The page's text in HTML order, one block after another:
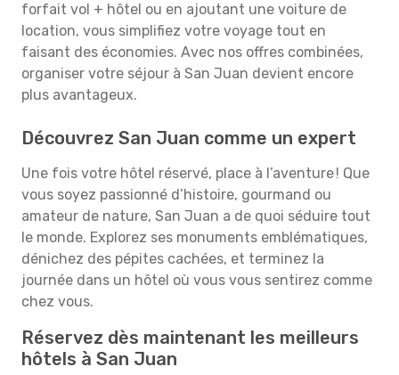
forfait vol + hôtel ou en ajoutant une voiture de
location, vous simplifiez votre voyage tout en
faisant des économies. Avec nos offres combinées,
organiser votre séjour à San Juan devient encore
plus avantageux.
Découvrez San Juan comme un expert
Une fois votre hôtel réservé, place à l’aventure ! Que
vous soyez passionné d’histoire, gourmand ou
amateur de nature, San Juan a de quoi séduire tout
le monde. Explorez ses monuments emblématiques,
dénichez des pépites cachées, et terminez la
journée dans un hôtel où vous vous sentirez comme
chez vous.
Réservez dès maintenant les meilleurs
hôtels à San Juan